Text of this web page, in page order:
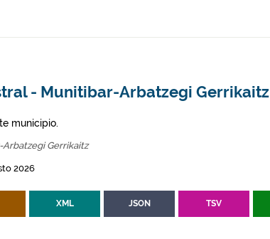
- Munitibar-Arbatzegi Gerrikaitz
municipio.
Gerrikaitz
2026
XML JSON TSV